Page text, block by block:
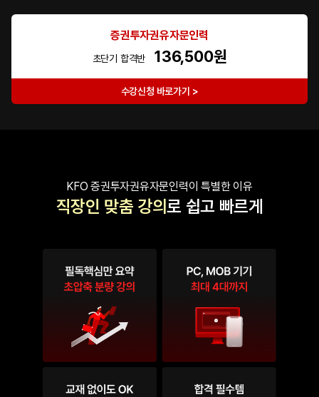
증권투자권유자문인력
초단기 합격반 136,500원
수강신청 바로가기 >
KFO 증권투자권유자문인력이 특별한 이유
직장인 맞춤 강의로 쉽고 빠르게